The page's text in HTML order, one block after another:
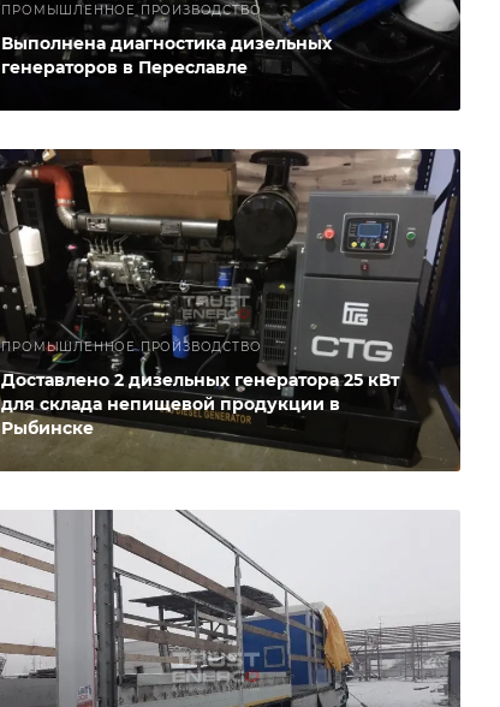
ПРОМЫШЛЕННОЕ ПРОИЗВОДСТВО
Выполнена диагностика дизельных
генераторов в Переславле
ПРОМЫШЛЕННОЕ ПРОИЗВОДСТВО
Доставлено 2 дизельных генератора 25 кВт
для склада непищевой продукции в
Рыбинске